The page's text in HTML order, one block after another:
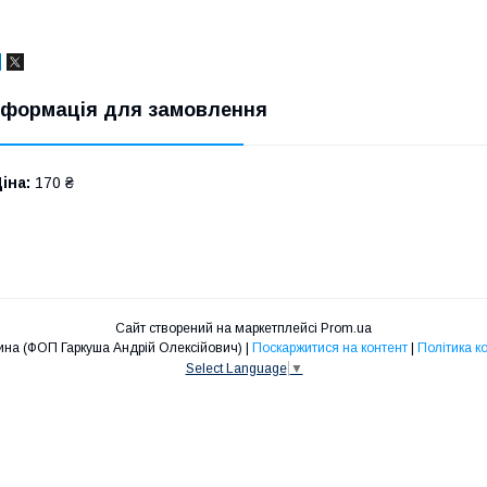
для замовлення
170 ₴
Сайт створений на маркетплейсі Prom.ua
Дніпрозапчастина (ФОП Гаркуша Андрій Олексійович) | Поскаржитися на контент | Політика
Select Language ▼